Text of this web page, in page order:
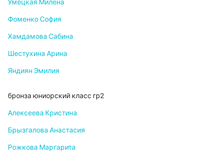
Умецкая Милена
Фоменко София
Хамдамова Сабина
Шестухина Арина
Яндиян Эмилия
бронза юниорский класс гр2
Алексеева Кристина
Брызгалова Анастасия
Рожкова Маргарита